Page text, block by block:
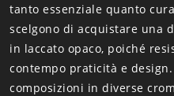
tanto essenziale quanto
scelgono di acquistare una
in laccato opaco, poiché
contempo praticità e
composizioni in diverse